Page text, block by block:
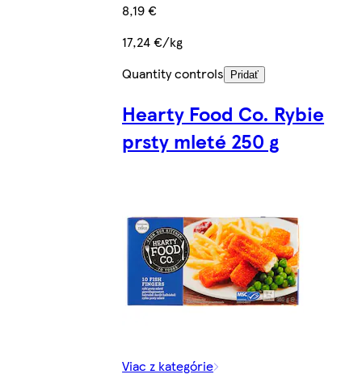
8,19 €
17,24 €/kg
Quantity controls
Pridať
Hearty Food Co. Rybie
prsty mleté 250 g
Viac z kategórie